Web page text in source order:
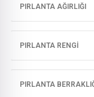
PIRLANTA AĞIRLIĞI
PIRLANTA RENGI
PIRLANTA